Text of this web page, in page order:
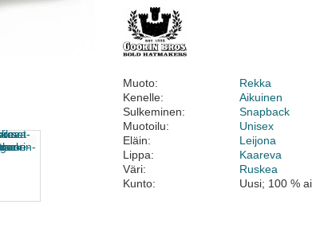
Muoto:
Rekka
Kenelle:
Aikuinen
Sulkeminen:
Snapback
Muotoilu:
Unisex
Eläin:
Leijona
Lippa:
Kaareva
Väri:
Ruskea
Kunto:
Uusi; 100 %